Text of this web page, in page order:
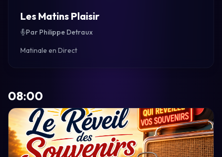
Les Matins Plaisir
Par Philippe Detraux
Matinale en Direct
08:00